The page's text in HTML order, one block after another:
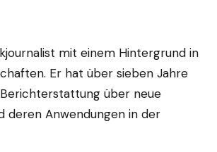
mit einem Hintergrund in
Er hat über sieben Jahre
über neue
deren Anwendungen in der